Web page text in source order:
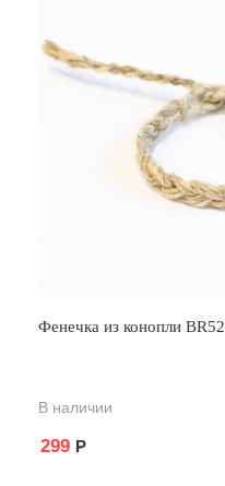
Фенечка из конопли BR52
В наличии
299 Р